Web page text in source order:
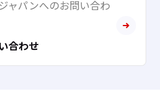
ャパンへのお問い合わ
合わせ